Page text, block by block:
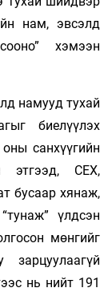
нам, эвсэлд
хэмээн
намууд тухай
биелүүлэх
санхүүгийн
этгээд, СЕХ,
бусаар хянаж,
үлдсэн
мөнгийг
нь нийт 191